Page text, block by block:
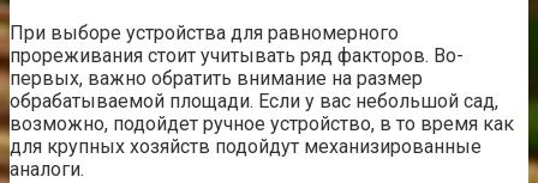
При выборе устройства для равномерного
прореживания стоит учитывать ряд факторов. Во-
первых, важно обратить внимание на размер
обрабатываемой площади. Если у вас небольшой сад,
возможно, подойдет ручное устройство, в то время как
для крупных хозяйств подойдут механизированные
аналоги.